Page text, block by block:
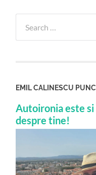
for:
EMIL CALINESCU
Autoironia este
despre tine!